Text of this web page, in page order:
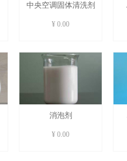
中央空调固体清洗剂
¥ 0.00
消泡剂
¥ 0.00